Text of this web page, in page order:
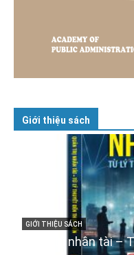
Giới thiệu sách
GIỚI THIỆU SÁCH
Cuốn sách “Tuyệt
với Đảng, Nhà nước
tư cách người